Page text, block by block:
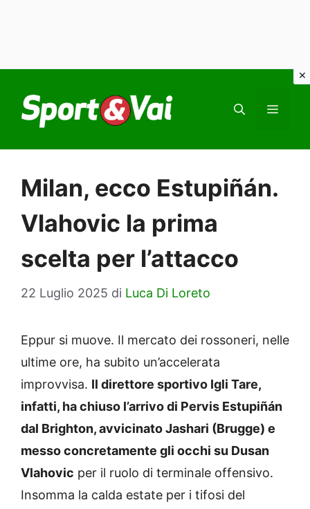
contenuto
Milan, ecco Estupiñán.
Vlahovic la prima
scelta per l’attacco
22 Luglio 2025 di Luca Di Loreto
Eppur si muove. Il mercato dei rossoneri, nelle
ultime ore, ha subito un’accelerata
improvvisa. Il direttore sportivo Igli Tare,
infatti, ha chiuso l’arrivo di Pervis Estupiñán
dal Brighton, avvicinato Jashari (Brugge) e
messo concretamente gli occhi su Dusan
Vlahovic per il ruolo di terminale offensivo.
Insomma la calda estate per i tifosi del